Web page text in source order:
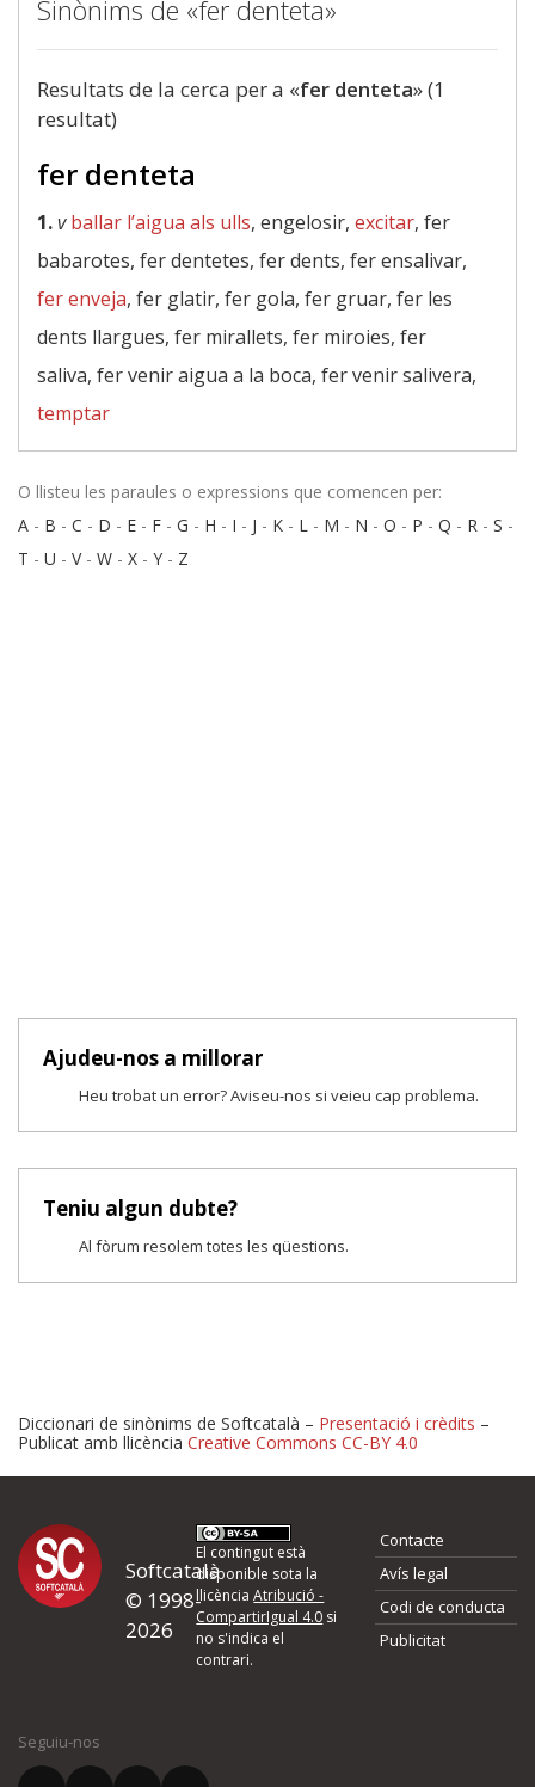
Sinònims de «fer denteta»
Resultats de la cerca per a «fer denteta» (1
resultat)
fer denteta
1.v ballar l’aigua als ulls, engelosir, excitar, fer
babarotes, fer dentetes, fer dents, fer ensalivar,
fer enveja, fer glatir, fer gola, fer gruar, fer les
dents llargues, fer mirallets, fer miroies, fer
saliva, fer venir aigua a la boca, fer venir salivera,
temptar
O llisteu les paraules o expressions que comencen per:
A - B - C - D - E - F - G - H - I - J - K - L - M - N - O - P - Q - R - S -
T - U - V- W - X - Y - Z
Ajudeu-nos a millorar
Heu trobat un error? Aviseu-nos si veieu cap problema.
Teniu algun dubte?
Al fòrum resolem totes les qüestions.
Proposeu-nos millores o
d'errors
Si heu trobat un error o voleu proposar alguna millora, ompliu els
quina és la millora que proposeu o l'error del qual voleu informar-
Diccionari de sinònims de Softcatalà – Presentació i crèdits –
Publicat amb llicència Creative Commons CC-BY 4.0
Softcatalà
© 1998-
2026
El contingut està
disponible sota la
llicènciaAtribució -
CompartirIgual 4.0 si
no s'indica el
contrari.
Contacte
Avís legal
Codi de conducta
Publicitat
Seguiu-nos